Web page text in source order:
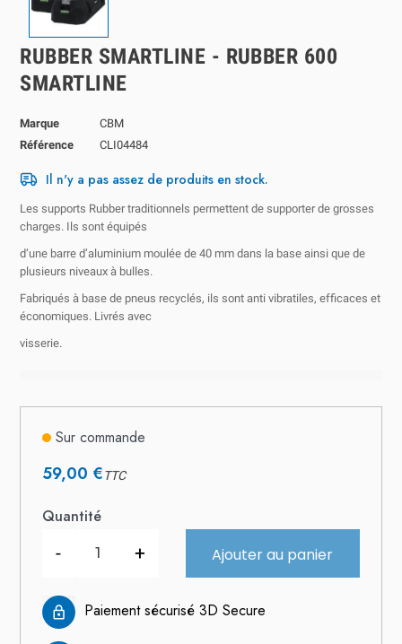
RUBBER SMARTLINE - RUBBER 600
SMARTLINE
Marque
CBM
Référence
CLI04484
Il n'y a pas assez de produits en stock.
Les supports Rubber traditionnels permettent de supporter de grosses
charges. Ils sont équipés
d’une barre d’aluminium moulée de 40 mm dans la base ainsi que de
plusieurs niveaux à bulles.
Fabriqués à base de pneus recyclés, ils sont anti vibratiles, efficaces et
économiques. Livrés avec
visserie.
Sur commande
59,00 €TTC
Quantité
- + Ajouter au panier
Paiement sécurisé 3D Secure